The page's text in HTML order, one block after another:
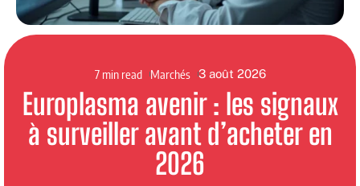
7 min read Marchés 3 août 2026
Europlasma avenir : les signaux
à surveiller avant d’acheter en
2026